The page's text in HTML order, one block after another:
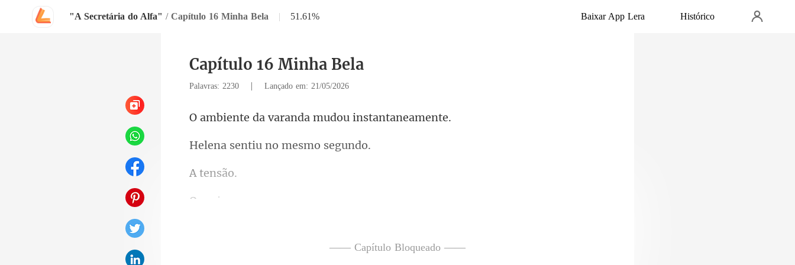
"A Secretária do Alfa" / Capítulo 16 Minha Bela | 51.61% Baixar App Lera Histórico
Capítulo 16 Minha Bela
Palavras: 2230 | Lançado em: 21/05/2026
aranda mudou in
tiu no mes
ens
eri
—— Capítulo Bloqueado ——